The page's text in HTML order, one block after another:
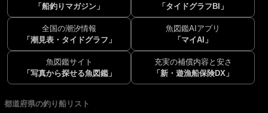
「船釣りマガジン」
「タイドグラフBI」
全国の潮汐情報
「潮見表・タイドグラフ」
魚図鑑AIアプリ
「マイAI」
魚図鑑サイト
「写真から探せる魚図鑑」
充実の補償内容と安さ
「新・遊漁船保険DX」
都道府県の釣り船リスト